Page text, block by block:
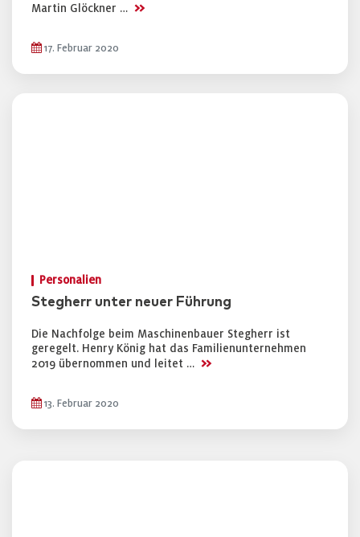
Martin Glöckner … >>
17. Februar 2020
Personalien
Stegherr unter neuer Führung
Die Nachfolge beim Maschinenbauer Stegherr ist
geregelt. Henry König hat das Familienunternehmen
2019 übernommen und leitet … >>
13. Februar 2020